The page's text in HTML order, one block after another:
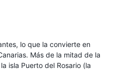
lo que la convierte en
Más de la mitad de la
isla Puerto del Rosario (la